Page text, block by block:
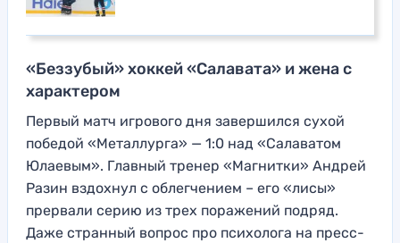
«Беззубый» хоккей «Салавата» и жена с
характером
Первый матч игрового дня завершился сухой
победой «Металлурга» — 1:0 над «Салаватом
Юлаевым». Главный тренер «Магнитки» Андрей
Разин вздохнул с облегчением – его «лисы»
прервали серию из трех поражений подряд.
Даже странный вопрос про психолога на пресс-